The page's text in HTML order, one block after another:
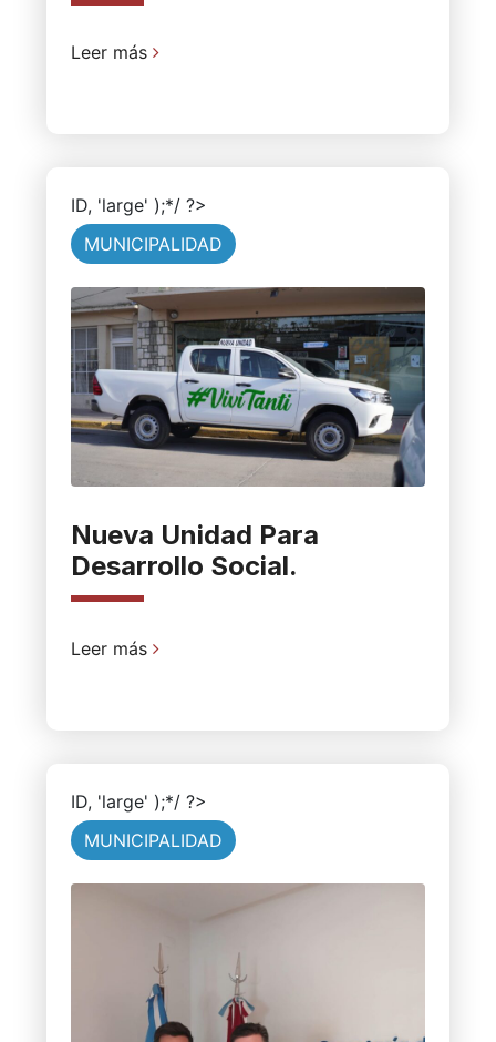
Leer más
ID, 'large' );*/ ?>
MUNICIPALIDAD
Nueva Unidad Para
Desarrollo Social.
Leer más
ID, 'large' );*/ ?>
MUNICIPALIDAD